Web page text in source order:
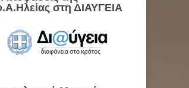
στη ΔΙΑΥΓΕΙΑ